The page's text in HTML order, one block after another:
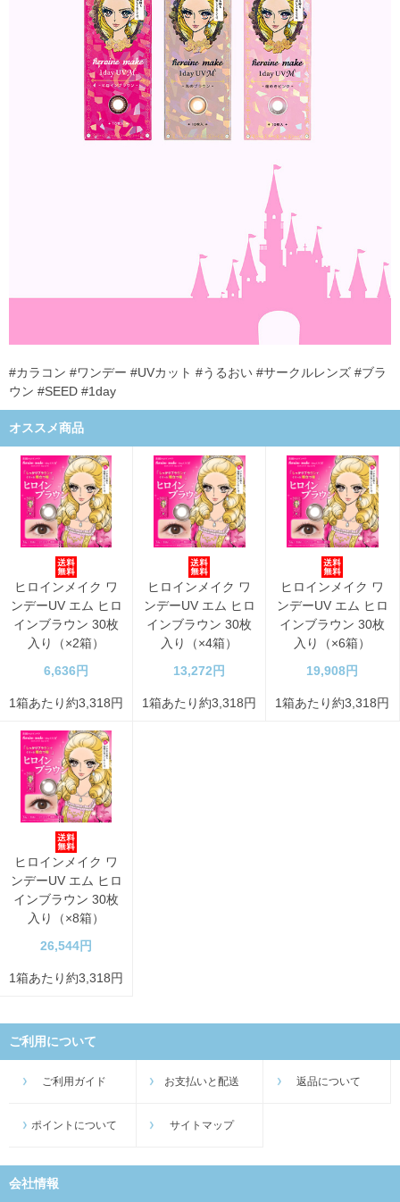
#カラコン #ワンデー #UVカット #うるおい #サークルレンズ #ブラ
ウン #SEED #1day
オススメ商品
ヒロインメイク ワ
ンデーUV エム ヒロ
インブラウン 30枚
入り（×2箱）
6,636円
1箱あたり約3,318円
ヒロインメイク ワ
ンデーUV エム ヒロ
インブラウン 30枚
入り（×4箱）
13,272円
1箱あたり約3,318円
ヒロインメイク ワ
ンデーUV エム ヒロ
インブラウン 30枚
入り（×6箱）
19,908円
1箱あたり約3,318円
ヒロインメイク ワ
ンデーUV エム ヒロ
インブラウン 30枚
入り（×8箱）
26,544円
1箱あたり約3,318円
ご利用について
ご利用ガイド お支払いと配送 返品について
ポイントについて サイトマップ
会社情報